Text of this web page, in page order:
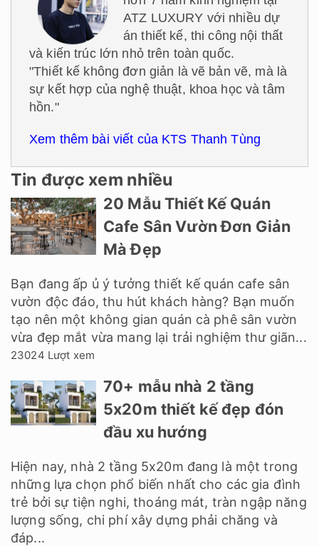
ATZ LUXURY với nhiều dự
án thiết kế, thi công nội thất
và kiến trúc lớn nhỏ trên toàn quốc.
"Thiết kế không đơn giản là vẽ bản vẽ, mà là
sự kết hợp của nghệ thuật, khoa học và tâm
hồn."
Xem thêm bài viết của KTS Thanh Tùng
Tin được xem nhiều
20 Mẫu Thiết Kế Quán
Cafe Sân Vườn Đơn Giản
Mà Đẹp
Bạn đang ấp ủ ý tưởng thiết kế quán cafe sân
vườn độc đáo, thu hút khách hàng? Bạn muốn
tạo nên một không gian quán cà phê sân vườn
vừa đẹp mắt vừa mang lại trải nghiệm thư giãn...
23024 Lượt xem
70+ mẫu nhà 2 tầng
5x20m thiết kế đẹp đón
đầu xu hướng
Hiện nay, nhà 2 tầng 5x20m đang là một trong
những lựa chọn phổ biến nhất cho các gia đình
trẻ bởi sự tiện nghi, thoáng mát, tràn ngập năng
lượng sống, chi phí xây dựng phải chăng và
đáp...